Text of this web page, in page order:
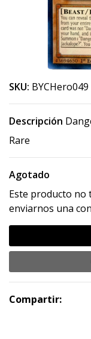
SKU: BYCHero049
Descripción
Rare
Agotado
Este producto no
enviarnos una
Compartir: